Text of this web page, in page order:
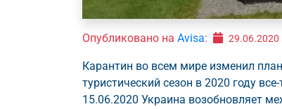
Опубликовано на Avisa: 29.06.2020
Карантин во всем мире изменил
туристический сезон в 2020 году
15.06.2020 Украина возобновляет